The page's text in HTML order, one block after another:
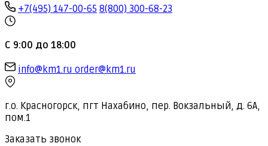
+7(495) 147-00-65 8(800) 300-68-23
С 9:00 до 18:00
info@km1.ru order@km1.ru
г.о. Красногорск, пгт Нахабино, пер. Вокзальный, д. 6А,
пом.1
Заказать звонок